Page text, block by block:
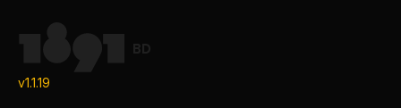
BD
v1.1.19